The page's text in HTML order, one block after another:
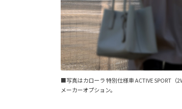
■写真はカローラ 特別仕様車 ACTIVE SPORT
メーカーオプション。